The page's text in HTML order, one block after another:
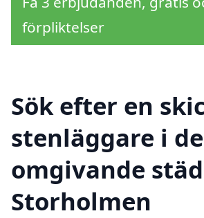
förpliktelser
Sök efter en
stenläggare i de
omgivande
Storholmen